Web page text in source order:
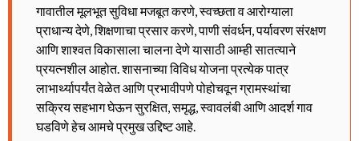
गावातील मूलभूत सुविधा मजबूत करणे, स्वच्छता व आरोग्याला
प्राधान्य देणे, शिक्षणाचा प्रसार करणे, पाणी संवर्धन, पर्यावरण संरक्षण
आणि शाश्वत विकासाला चालना देणे यासाठी आम्ही सातत्याने
प्रयत्नशील आहोत. शासनाच्या विविध योजना प्रत्येक पात्र
लाभार्थ्यापर्यंत वेळेत आणि प्रभावीपणे पोहोचवून ग्रामस्थांचा
सक्रिय सहभाग घेऊन सुरक्षित, समृद्ध, स्वावलंबी आणि आदर्श गाव
घडविणे हेच आमचे प्रमुख उद्दिष्ट आहे.